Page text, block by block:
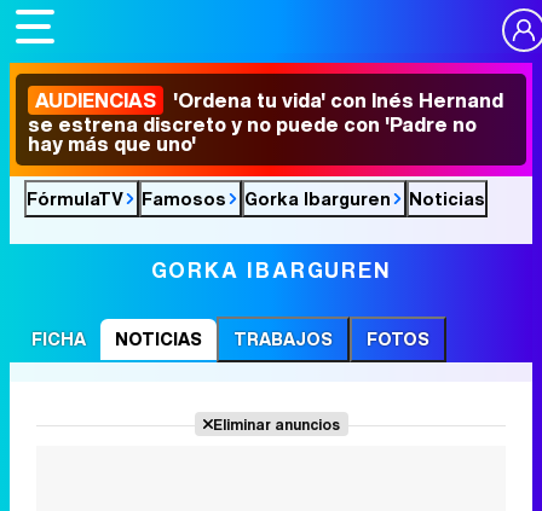
AUDIENCIAS 'Ordena tu vida' con Inés Hernand
se estrena discreto y no puede con 'Padre no
hay más que uno'
FórmulaTV Famosos Gorka Ibarguren Noticias
GORKA IBARGUREN
FICHA NOTICIAS TRABAJOS FOTOS
Eliminar anuncios